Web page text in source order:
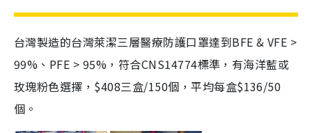
台灣製造的台灣萊潔三層醫療防護口罩達到BFE & VFE >
99%、PFE > 95%，符合CNS14774標準，有海洋藍或
玫瑰粉色選擇，$408三盒/150個，平均每盒$136/50
個。